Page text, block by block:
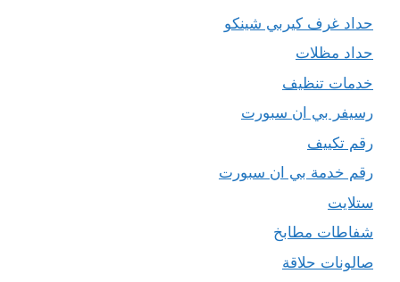
حداد غرف كيربي شينكو
حداد مظلات
خدمات تنظيف
رسيفر بي ان سبورت
رقم تكييف
رقم خدمة بي ان سبورت
ستلايت
شفاطات مطابخ
صالونات حلاقة